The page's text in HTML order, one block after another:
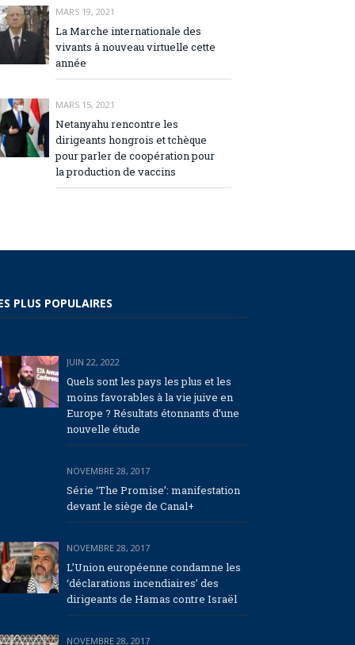
MARS 19, 2021
La Marche internationale des
vivants à nouveau virtuelle cette
année
MARS 15, 2021
Netanyahu rencontre les
dirigeants hongrois et tchèque
pour parler de coopération pour
la production de vaccins
PLUS POPULAIRES
JUIN 22, 2022
Quels sont les pays les plus et les
moins favorables à la vie juive en
Europe ? Résultats étonnants d’une
nouvelle étude
NOVEMBRE 28, 2017
Série ‘The Promise’: manifestation
devant le siège de Canal+
NOVEMBRE 28, 2017
L’Union européenne condamne les
‘déclarations incendiaires’ des
dirigeants de Hamas contre Israël
NOVEMBRE 28, 2017